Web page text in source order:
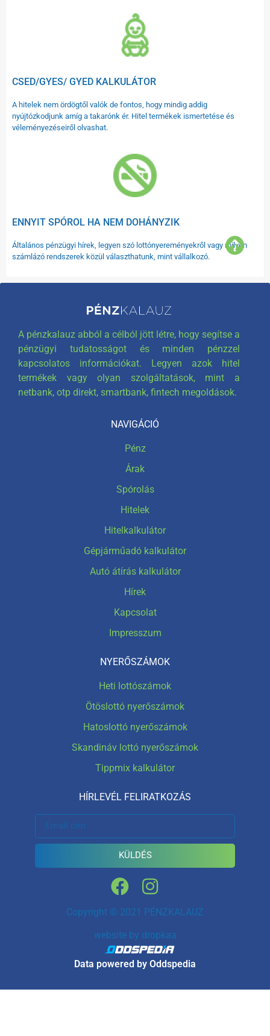
CSED/GYES/ GYED KALKULÁTOR
A hitelek nem ördögtől valók de fontos, hogy mindig addig
nyújtózkodjunk amíg a takarónk ér. Hitel termékek ismertetése és
véleményezéseiről olvashat.
ENNYIT SPÓROL HA NEM DOHÁNYZIK
Általános pénzügyi hírek, legyen szó lottónyereményekről vagy milyen
számlázó rendszerek közül választhatunk, mint vállalkozó.
A pénzkalauz abból a célból jött létre, hogy segítse a
pénzügyi tudatosságot és minden pénzzel
kapcsolatos információkat. Legyen azok hitel
termékek vagy olyan szolgáltatások, mint a
netbank, otp direkt, smartbank, fintech megoldások.
NAVIGÁCIÓ
Pénz
Árak
Spórolás
Hitelek
Hitelkalkulátor
Gépjárműadó kalkulátor
Autó átírás kalkulátor
Hírek
Kapcsolat
Impresszum
NYERŐSZÁMOK
Heti lottószámok
Ötöslottó nyerőszámok
Hatoslottó nyerőszámok
Skandináv lottó nyerőszámok
Tippmix kalkulátor
HÍRLEVÉL FELIRATKOZÁS
KÜLDÉS
Copyright © 2021 PÉNZKALAUZ
website by dropkaa
Data powered by Oddspedia